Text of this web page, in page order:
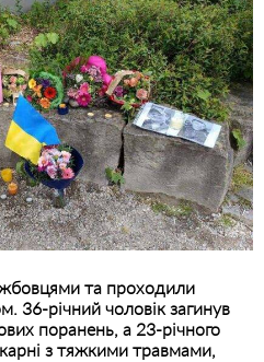
та проходили
36-річний чоловік загинув
поранень, а 23-річного
з тяжкими травмами,